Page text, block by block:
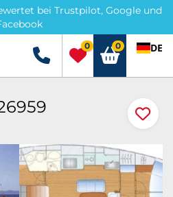
bei Trustpilot, Google und
+49 5741 3222690
0 0 DE